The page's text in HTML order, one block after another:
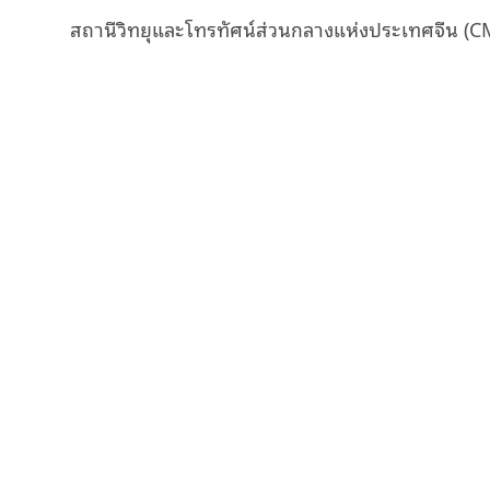
สถานีวิทยุและโทรทัศน์ส่วนกลางแห่งประเทศจีน